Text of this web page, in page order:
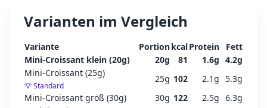
Varianten im Vergleich
Variante PortionkcalProtein
Fett
Mini-Croissant klein (20g)
20g 81 1.6g 4.2g
Mini-Croissant (25g)
💡Standard
25g 102 2.1g 5.3g
Mini-Croissant groß (30g)
30g 122 2.5g 6.3g